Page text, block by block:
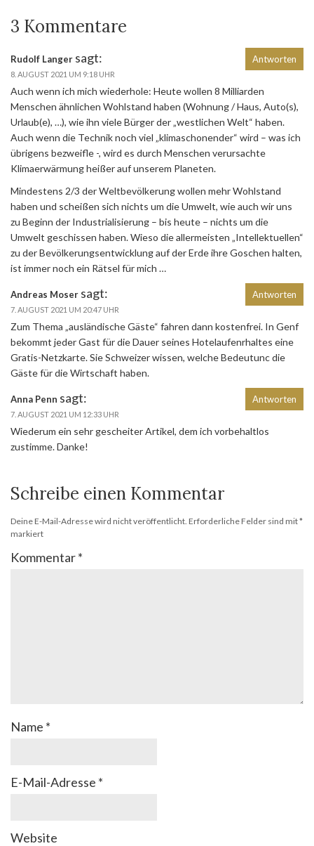
3 Kommentare
Rudolf Langer sagt:
8. AUGUST 2021 UM 9:18 UHR
Auch wenn ich mich wiederhole: Heute wollen 8 Milliarden
Menschen ähnlichen Wohlstand haben (Wohnung / Haus, Auto(s),
Urlaub(e), …), wie ihn viele Bürger der „westlichen Welt“ haben.
Auch wenn die Technik noch viel „klimaschonender“ wird – was ich
übrigens bezweifle -, wird es durch Menschen verursachte
Klimaerwärmung heißer auf unserem Planeten.
Mindestens 2/3 der Weltbevölkerung wollen mehr Wohlstand
haben und scheißen sich nichts um die Umwelt, wie auch wir uns
zu Beginn der Industrialisierung – bis heute – nichts um die
Umwelt geschissen haben. Wieso die allermeisten „Intellektuellen“
zu der Bevölkerungsentwicklung auf der Erde ihre Goschen halten,
ist immer noch ein Rätsel für mich …
Antworten
Andreas Moser sagt:
7. AUGUST 2021 UM 20:47 UHR
Zum Thema „ausländische Gäste“ fahren dann kostenfrei. In Genf
bekommt jeder Gast für die Dauer seines Hotelaufenrhaltes eine
Gratis-Netzkarte. Sie Schweizer wissen, welche Bedeutunc die
Gäste für die Wirtschaft haben.
Antworten
Anna Penn sagt:
7. AUGUST 2021 UM 12:33 UHR
Wiederum ein sehr gescheiter Artikel, dem ich vorbehaltlos
zustimme. Danke!
Antworten
Schreibe einen Kommentar
Deine E-Mail-Adresse wird nicht veröffentlicht. Erforderliche Felder sind mit*
markiert
Kommentar*
Name *
E-Mail-Adresse *
Website